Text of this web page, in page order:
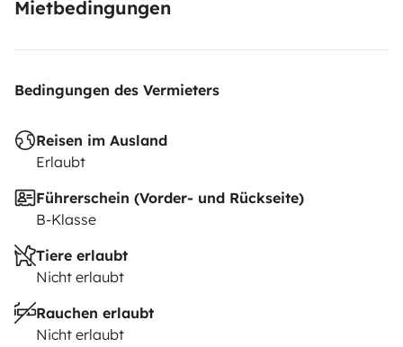
Mietbedingungen
Bedingungen des Vermieters
Reisen im Ausland
Erlaubt
Führerschein (Vorder- und Rückseite)
B-Klasse
Tiere erlaubt
Nicht erlaubt
Rauchen erlaubt
Nicht erlaubt